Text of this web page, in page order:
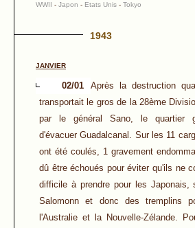
WWII - Japon - Etats Unis - Tokyo
1943
JANVIER
02/01
Après la destruction
transportait le gros de la 28ème
par le général Sano, le quartier
d'évacuer Guadalcanal. Sur les 11
ont été coulés, 1 gravement
dû être échoués pour éviter qu'ils ne
difficile à prendre pour les
Salomonn et donc des tremplins
l'Australie et la Nouvelle-Zélande.